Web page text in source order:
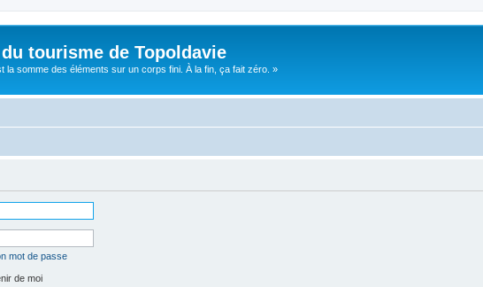
tourisme de Topoldavie
la somme des éléments sur un corps fini. À la fin, ça fait zéro. »
mot de passe
de moi